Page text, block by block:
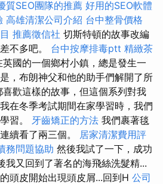
質SEO團隊的推薦 好用的SEO軟體
高雄清潔公司介紹 台中整骨價格
推薦徵信社 切斯特頓的故事改編
不多吧。 台中按摩排毒ptt 精緻茶
國的一個鄉村小鎮，總是發生一
，布朗神父和他的助手們解開了所
歡這樣的故事，但這個系列對我
在冬季考試期間在家學習時，我們
習。 牙齒矯正的方法 我們裹著毯
續看了兩三個。 居家清潔費用評
務問題協助 然後我試了一下，成功
我又回到了著名的海飛絲洗髮精...
頭皮開始出現頭皮屑...回到H 公司